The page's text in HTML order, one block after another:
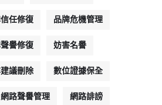
任修復 品牌危機管理
譽修復 妨害名譽
議刪除 數位證據保全
網路聲譽管理 網路誹謗